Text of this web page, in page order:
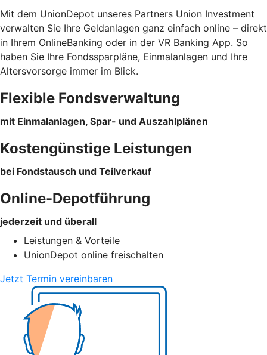
Mit dem UnionDepot unseres Partners Union Investment
verwalten Sie Ihre Geldanlagen ganz einfach online – direkt
in Ihrem OnlineBanking oder in der VR Banking App. So
haben Sie Ihre Fondssparpläne, Einmalanlagen und Ihre
Altersvorsorge immer im Blick.
Flexible Fondsverwaltung
mit Einmalanlagen, Spar- und Auszahlplänen
Kostengünstige Leistungen
bei Fondstausch und Teilverkauf
Online-Depotführung
jederzeit und überall
Leistungen & Vorteile
UnionDepot online freischalten
Jetzt Termin vereinbaren